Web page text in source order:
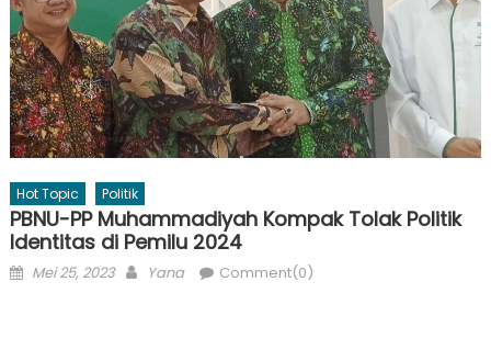
Hot Topic Politik
PBNU-PP Muhammadiyah Kompak Tolak Politik
Identitas di Pemilu 2024
Posted
Mei 25, 2023 Author
Yana Comment(0)